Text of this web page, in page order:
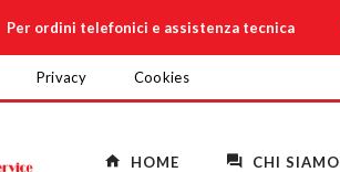
Per ordini telefonici e assistenza tecnica
Privacy Cookies
HOME CHI SIAMO